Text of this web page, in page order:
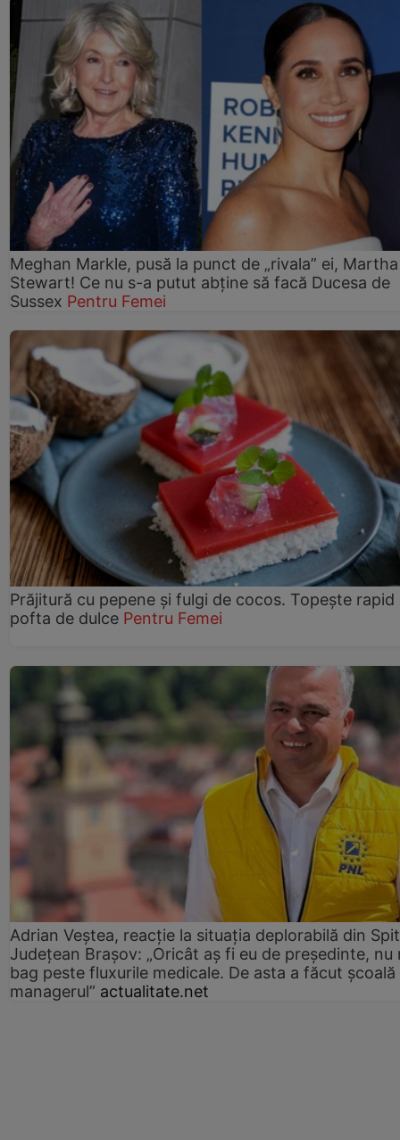
Meghan Markle, pusă la punct de „rivala” ei, Martha
Stewart! Ce nu s-a putut abține să facă Ducesa de
Sussex Pentru Femei
Prăjitură cu pepene şi fulgi de cocos. Topește rapid
pofta de dulce Pentru Femei
Adrian Veștea, reacție la situația deplorabilă din
Județean Brașov: „Oricât aș fi eu de președinte, nu
bag peste fluxurile medicale. De asta a făcut școală
managerul” actualitate.net